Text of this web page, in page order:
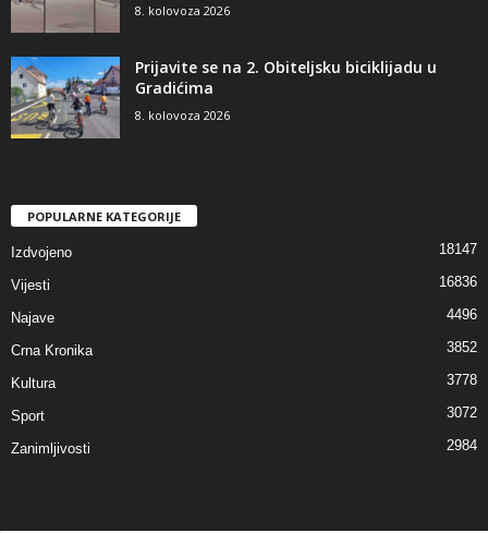
8. kolovoza 2026
Prijavite se na 2. Obiteljsku biciklijadu u
Gradićima
8. kolovoza 2026
POPULARNE KATEGORIJE
Izdvojeno 18147
Vijesti 16836
Najave 4496
Crna Kronika 3852
Kultura 3778
Sport 3072
Zanimljivosti 2984